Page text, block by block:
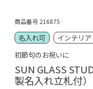
商品番号 216875
名入れ可
インテリ
初節句のお祝いに
SUN GLASS
製名入れ立札付）